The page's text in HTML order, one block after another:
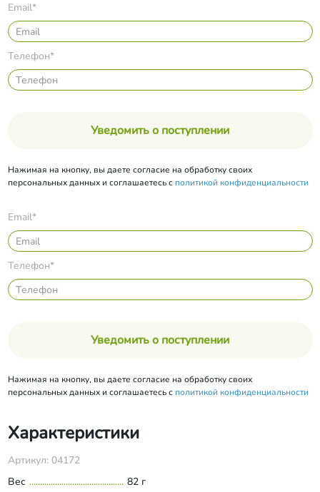
Email*
Телефон*
Уведомить о поступлении
Нажимая на кнопку, вы даете согласие на обработку своих
персональных данных и соглашаетесь с политикой конфиденциальности
Email*
Телефон*
Уведомить о поступлении
Нажимая на кнопку, вы даете согласие на обработку своих
персональных данных и соглашаетесь с политикой конфиденциальности
Характеристики
Артикул: 04172
Вес
82 г